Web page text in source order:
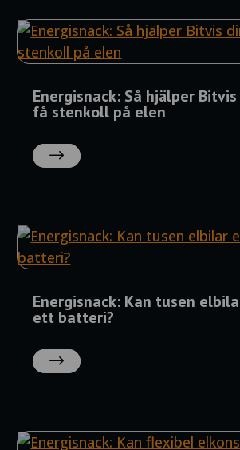
Energisnack: Så hjälper
få stenkoll på elen
MER
Energisnack: Kan tusen
ett batteri?
LÄS
MER